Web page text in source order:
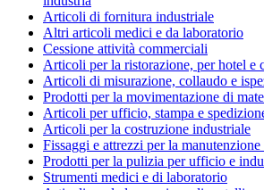
Articoli di fornitura industriale
Altri articoli medici e da laboratorio
Cessione attività commerciali
Articoli per la ristorazione, per hotel e
Articoli di misurazione, collaudo e
Prodotti per la movimentazione di
Articoli per ufficio, stampa e
Articoli per la costruzione industriale
Fissaggi e attrezzi per la
Prodotti per la pulizia per ufficio e
Strumenti medici e di laboratorio